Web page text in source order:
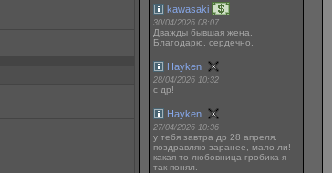
kawasaki
30/04/2026 08:07
Дважды бывшая жена.
Благодарю, сердечно.
Hayken
28/04/2026 10:32
с др!
Hayken
27/04/2026 10:36
у тебя завтра др 28 апреля.
поздравляю заранее, мало ли!
какая-то любовница гробика я
так понял.